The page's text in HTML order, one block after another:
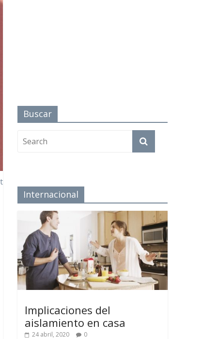
Buscar
Internacional
Implicaciones del
aislamiento en casa
24 abril, 2020 0